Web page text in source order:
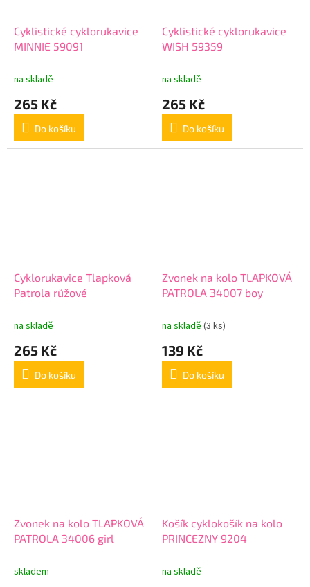
Cyklistické cyklorukavice
MINNIE 59091
na skladě
265 Kč
Do košíku
Cyklistické cyklorukavice
WISH 59359
na skladě
265 Kč
Do košíku
Cyklorukavice Tlapková
Patrola růžové
na skladě
265 Kč
Do košíku
Zvonek na kolo TLAPKOVÁ
PATROLA 34007 boy
na skladě (3 ks)
139 Kč
Do košíku
Zvonek na kolo TLAPKOVÁ
PATROLA 34006 girl
skladem
Košík cyklokošík na kolo
PRINCEZNY 9204
na skladě